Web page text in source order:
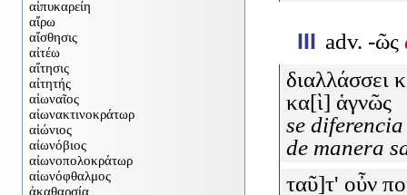
III adv. -ῶς
διαλλάσσει
κα[ὶ] ἁγνῶς
se
de manera
ταῦ]τ' οὖν